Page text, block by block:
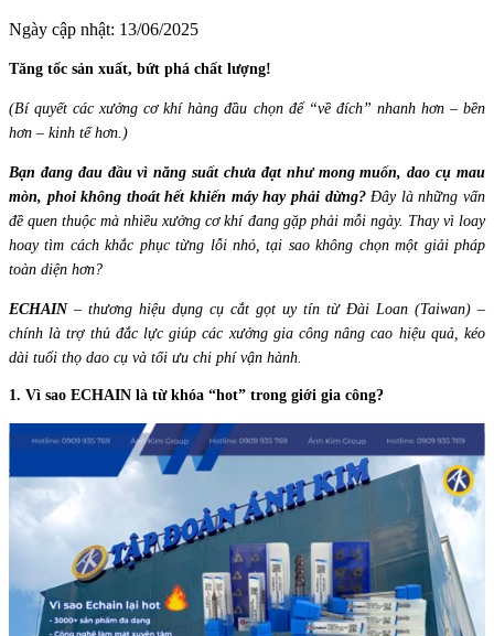
Ngày cập nhật: 13/06/2025
Tăng tốc sản xuất, bứt phá chất lượng!
(Bí quyết các xưởng cơ khí hàng đầu chọn để “về đích” nhanh hơn – bền
hơn – kinh tế hơn.)
Bạn đang đau đầu vì năng suất chưa đạt như mong muốn, dao cụ mau
mòn, phoi không thoát hết khiến máy hay phải dừng?Đây là những vấn
đề quen thuộc mà nhiều xưởng cơ khí đang gặp phải mỗi ngày. Thay vì loay
hoay tìm cách khắc phục từng lỗi nhỏ, tại sao không chọn một giải pháp
toàn diện hơn?
ECHAIN– thương hiệu dụng cụ cắt gọt uy tín từ Đài Loan (Taiwan) –
chính là trợ thủ đắc lực giúp các xưởng gia công nâng cao hiệu quả, kéo
dài tuổi thọ dao cụ và tối ưu chi phí vận hành.
1. Vì sao ECHAIN là từ khóa “hot” trong giới gia công?